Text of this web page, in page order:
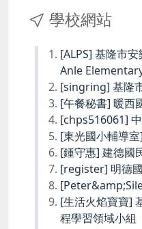
學校網站
[ALPS] 基隆市
Anle
[singring] 基隆
[午餐秘書] 暖西
[chps516061]
[東光國小輔導
[鍾守惠] 建德國
[register] 明德
[生活火焰寶寶]
程學習領域小組